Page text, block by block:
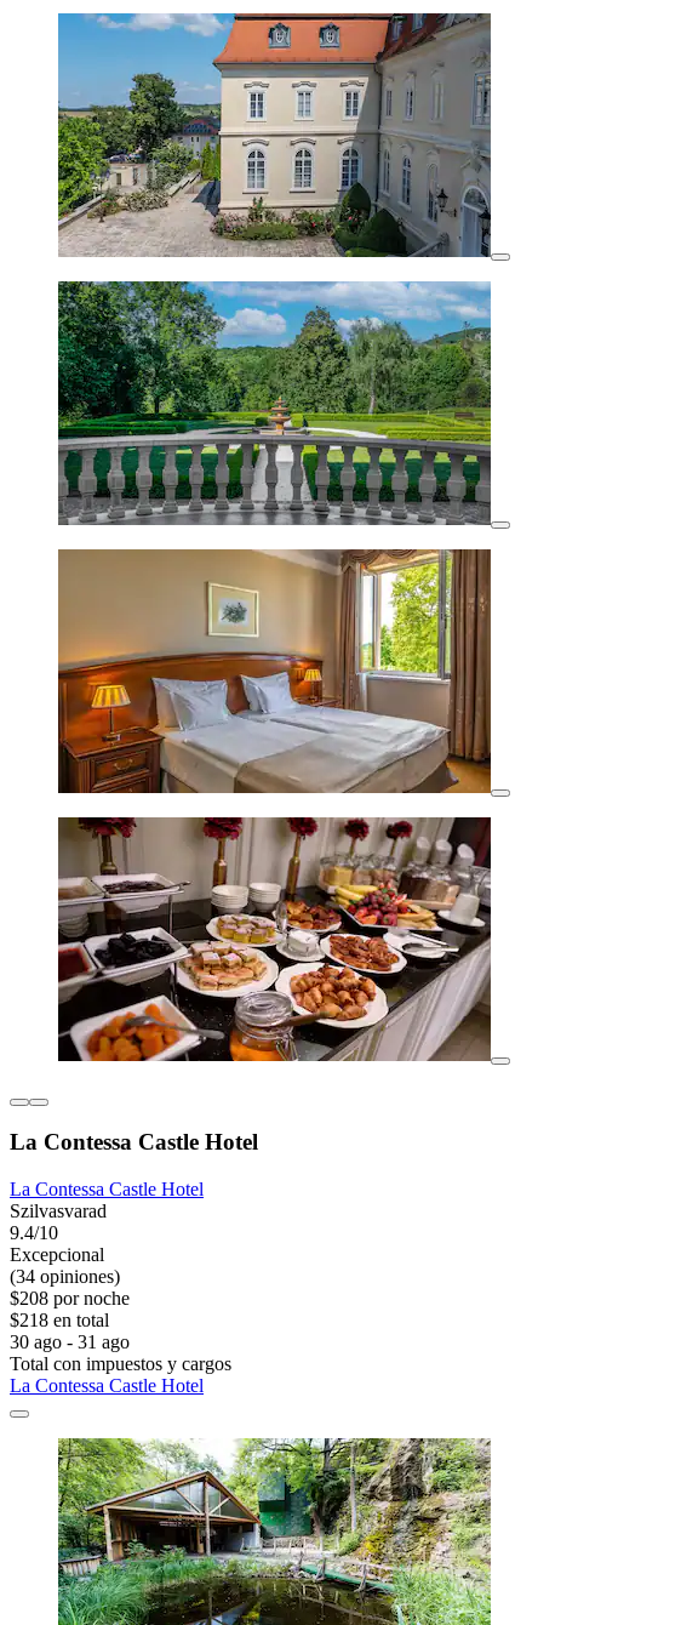
La Contessa Castle Hotel
La Contessa Castle Hotel
Szilvasvarad
9.4/10
Excepcional
(34 opiniones)
$208 por noche
$218 en total
30 ago - 31 ago
Total con impuestos y cargos
La Contessa Castle Hotel